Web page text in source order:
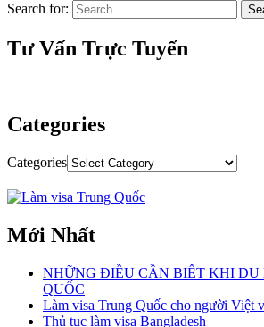
Search for:
Tư Vấn Trực Tuyến
Categories
Categories
Mới Nhất
NHỮNG ĐIỀU CẦN BIẾT KHI DU
QUỐC
Làm visa Trung Quốc cho người Việt
Thủ tục làm visa Bangladesh